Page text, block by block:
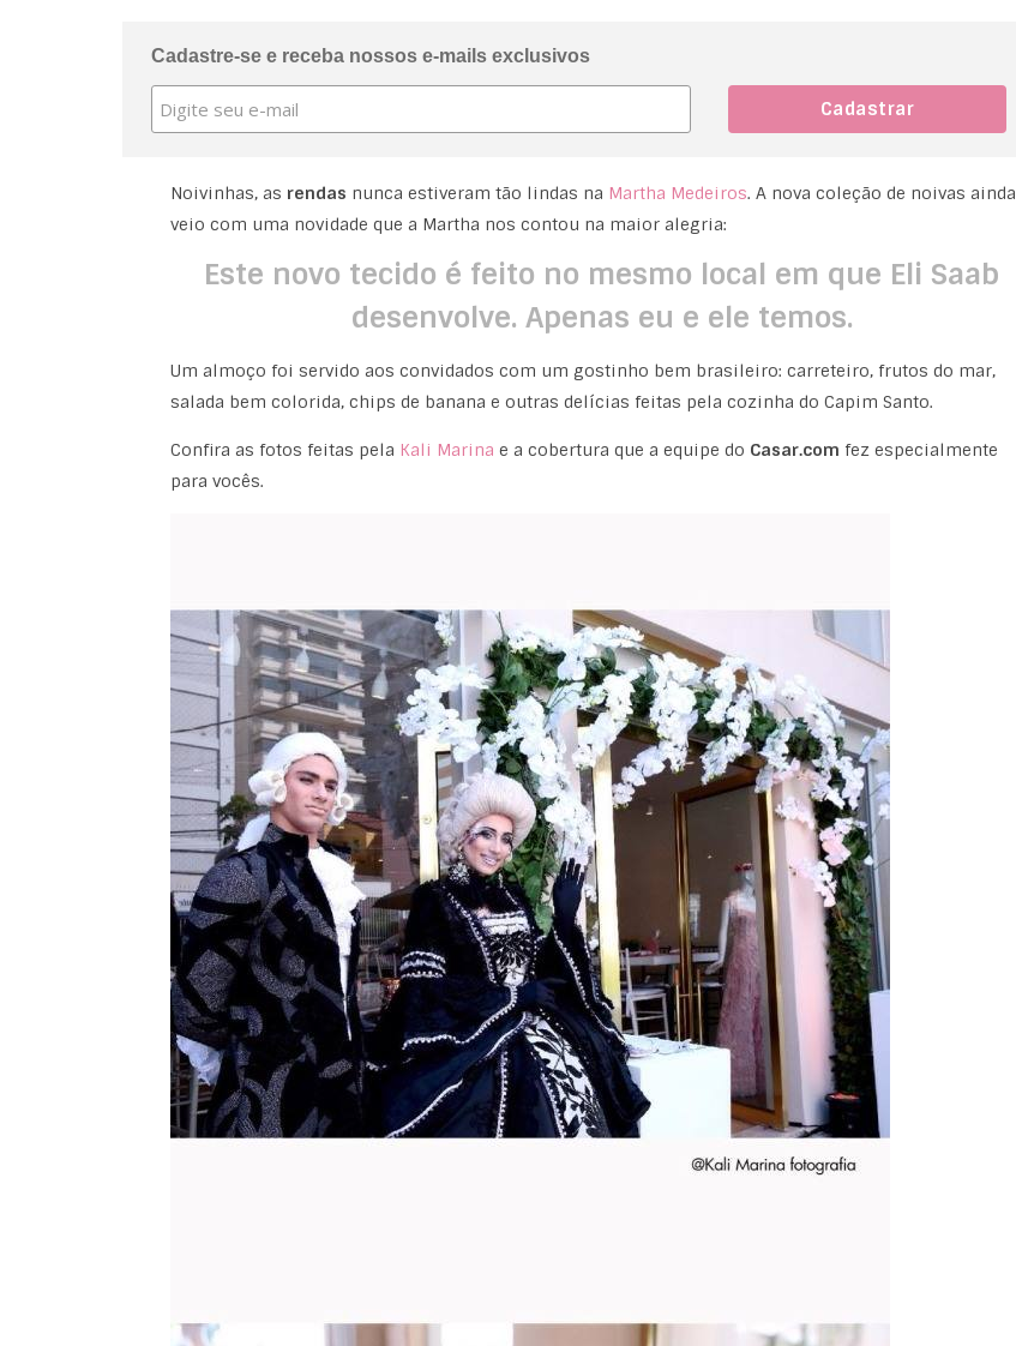
Cadastre-se e receba nossos e-mails exclusivos
Noivinhas, as rendas nunca estiveram tão lindas na Martha Medeiros. A nova coleção de noivas ainda
veio com uma novidade que a Martha nos contou na maior alegria:
Este novo tecido é feito no mesmo local em que Eli Saab
desenvolve. Apenas eu e ele temos.
Um almoço foi servido aos convidados com um gostinho bem brasileiro: carreteiro, frutos do mar,
salada bem colorida, chips de banana e outras delícias feitas pela cozinha do Capim Santo.
Confira as fotos feitas pela Kali Marina e a cobertura que a equipe do Casar.com fez especialmente
para vocês.